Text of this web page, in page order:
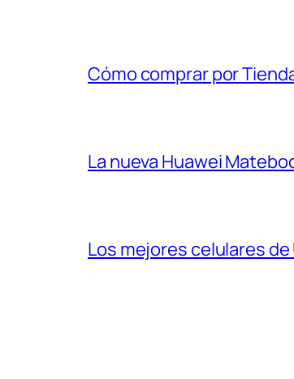
Cómo comprar por
La nueva Huawei
Los mejores celulares